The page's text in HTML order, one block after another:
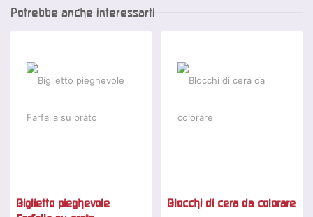
Potrebbe anche interessarti
Biglietto pieghevole
Blocchi di cera da colorare